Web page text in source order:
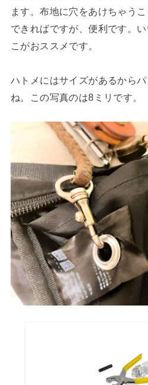
ます。布地に穴をあけちゃう
できればですが、便利です。
こがおススメです。
ハトメにはサイズがあるから
ね。この写真のは8ミリです。